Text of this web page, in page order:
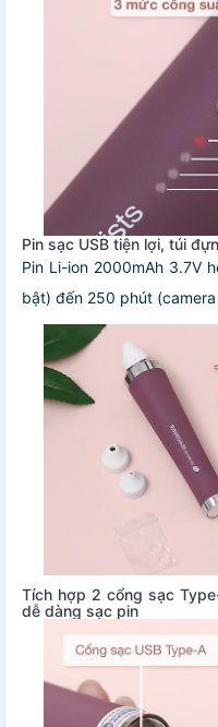
Pin sạc USB tiện lợi, túi
Pin Li-ion 2000mAh 3.7V
bật) đến 250 phút
Tích hợp 2 cổng sạc
dễ dàng sạc pin